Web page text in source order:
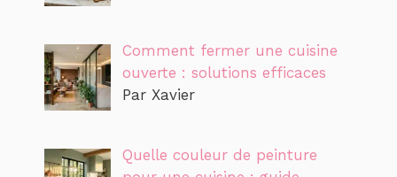
Comment fermer une cuisine
ouverte : solutions efficaces
Par Xavier
Quelle couleur de peinture